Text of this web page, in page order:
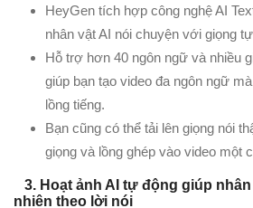
HeyGen tích hợp công nghệ AI
nhân vật AI nói chuyện với giọng
Hỗ trợ hơn 40 ngôn ngữ và nhiều
giúp bạn tạo video đa ngôn ngữ
lồng tiếng.
Bạn cũng có thể tải lên giọng nói
giọng và lồng ghép vào video một
3. Hoạt ảnh AI tự động giúp
nhiên theo lời nói